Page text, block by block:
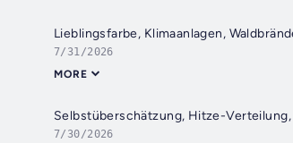
Lieblingsfarbe, Klimaanlagen,
7/31/2026
MORE
Selbstüberschätzung, Hitze-
7/30/2026